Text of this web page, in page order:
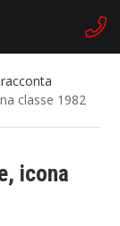
classe 1982
icona